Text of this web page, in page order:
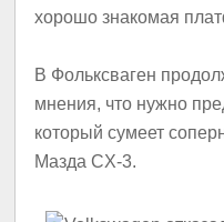
хорошо знакомая
В Фольксваген
мнения, что нужно
который сумеет
Мазда CX-3.